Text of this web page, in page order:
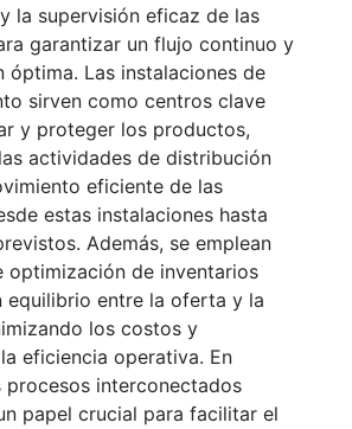
la supervisión eficaz de las
garantizar un flujo continuo y
óptima. Las instalaciones de
sirven como centros clave
y proteger los productos,
actividades de distribución
eficiente de las
estas instalaciones hasta
Además, se emplean
optimización de inventarios
equilibrio entre la oferta y la
los costos y
eficiencia operativa. En
procesos interconectados
papel crucial para facilitar el